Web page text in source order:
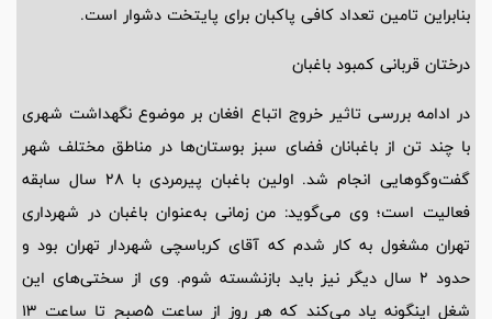
بنابراین تامین تعداد کافی پاکبان برای پایتخت دشوار است.
درختان قربانی کمبود باغبان
در ادامه بررسی تاثیر خروج اتباع افغان بر موضوع نگهداشت شهری
با چند تن از باغبانان فضای سبز بوستان‌ها در مناطق مختلف شهر
گفت‌وگوهایی انجام شد. اولین باغبان پیرمردی با 28 سال سابقه
فعالیت است؛ وی می‌گوید: من زمانی به‌عنوان باغبان در شهرداری
تهران مشغول به کار شدم که آقای کرباسچی شهردار تهران بود و
حدود 2 سال دیگر نیز باید بازنشسته شوم. وی از سختی‌های این
شغل اینگونه یاد می‌کند که هر روز از ساعت 5صبح تا ساعت 13